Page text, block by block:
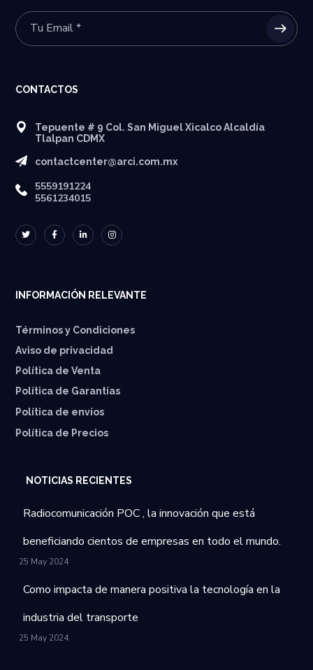
CONTACTOS
Tepuente # 9 Col. San Miguel Xicalco Alcaldía
Tlalpan CDMX
contactcenter@arci.com.mx
5559191224
5561234015
INFORMACIÓN RELEVANTE
Términos y Condiciones
Aviso de privacidad
Política de Venta
Política de Garantías
⁠Política de envíos
Política de Precios
NOTICIAS RECIENTES
Radiocomunicación POC , la innovación que está
beneficiando cientos de empresas en todo el mundo.
25 May 2024
Como impacta de manera positiva la tecnología en la
industria del transporte
25 May 2024